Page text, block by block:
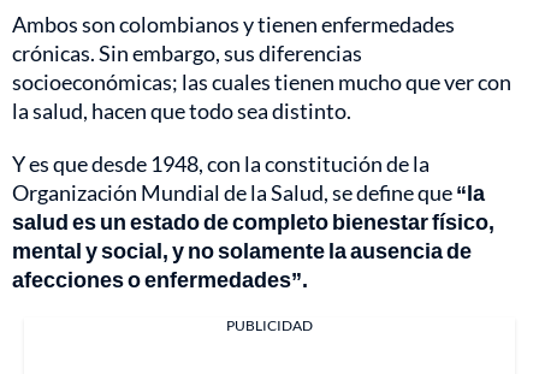
Ambos son colombianos y tienen enfermedades
crónicas. Sin embargo, sus diferencias
socioeconómicas; las cuales tienen mucho que ver con
la salud, hacen que todo sea distinto.
Y es que desde 1948, con la constitución de la
Organización Mundial de la Salud, se define que“la
salud es un estado de completo bienestar físico,
mental y social, y no solamente la ausencia de
afecciones o enfermedades”.
PUBLICIDAD